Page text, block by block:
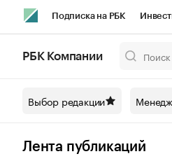
Подписка на РБК
Спецпроекты СПб
Технологии и медиа
РБК Компании
Выбор редакции
Лента публикаций